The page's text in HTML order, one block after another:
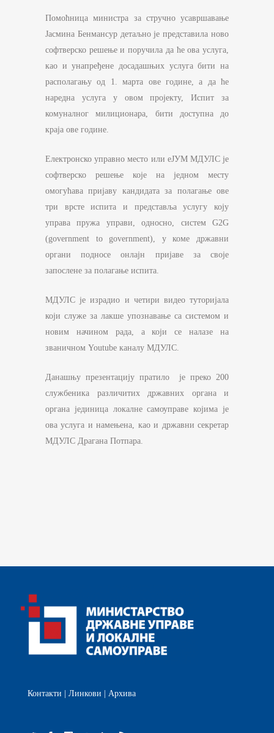
Помоћница министра за стручно усавршавање
Јасмина Бенмансур детаљно је представила ново
софтверско решење и поручила да ће ова услуга,
као и унапређене досадашњих услуга бити на
располагању од 1. марта ове године, а да ће
наредна услуга у овом пројекту, Испит за
комуналног милиционара, бити доступна до
краја ове године.
Електронско управно место или еЈУМ МДУЛС је
софтверско решење које на једном месту
омогућава пријаву кандидата за полагање ове
три врсте испита и представља услугу коју
управа пружа управи, односно, систем G2G
(government to government), у коме државни
органи подносе онлајн пријаве за своје
запослене за полагање испита.
МДУЛС је израдио и четири видео туторијала
који служе за лакше упознавање са системом и
новим начином рада, а који се налазе на
званичном Youtube каналу МДУЛС.
Данашњу презентацију пратило је преко 200
службеника различитих државних органа и
органа јединица локалне самоуправе којима је
ова услуга и намењена, као и државни секретар
МДУЛС Драгана Потпара.
Контакти Линкови Архива